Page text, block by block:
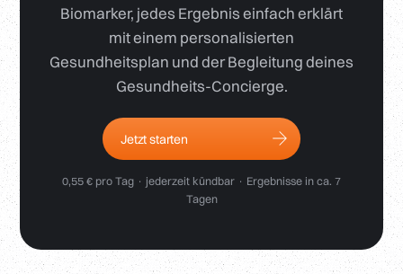
Biomarker, jedes Ergebnis einfach erklärt
mit einem personalisierten
Gesundheitsplan und der Begleitung deines
Gesundheits-Concierge.
Jetzt starten
0,55 € pro Tag · jederzeit kündbar · Ergebnisse in ca. 7
Tagen